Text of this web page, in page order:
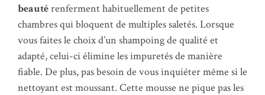
beautérenferment habituellement de petites
chambres qui bloquent de multiples saletés. Lorsque
vous faites le choix d’un shampoing de qualité et
adapté, celui-ci élimine les impuretés de manière
fiable. De plus, pas besoin de vous inquiéter même si le
nettoyant est moussant. Cette mousse ne pique pas les